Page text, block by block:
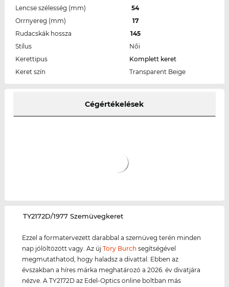
Lencse szélesség (mm)
54
Orrnyereg (mm)
17
Rudacskák hossza
145
Stílus
Női
Kerettipus
Komplett keret
Keret szín
Transparent Beige
Cégértékelések
‌TY2172D/1977 Szemüvegkeret
Ezzel a formatervezett darabbal a szemüveg terén minden
nap jólöltözött vagy. Az újTory Burch segítségével
megmutathatod, hogy haladsz a divattal. Ebben az
évszakban a híres márka meghatározó a 2026. év divatjára
nézve. A TY2172D az Edel-Optics online boltban más